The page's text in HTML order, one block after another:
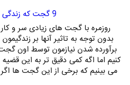
9 گجت که زندگی بدون آنها سخت می شود !
روزمره با گجت های زیادی سر و کار
بدون توجه به تاثیر آنها بر
برآورده شدن نیازمون توسط اون
کنیم اما اگه کمی دقیق تر به این قضیه
می بینیم که برخی از این گجت ها